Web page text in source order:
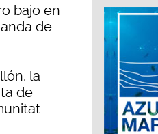
bajo en
de
la
de